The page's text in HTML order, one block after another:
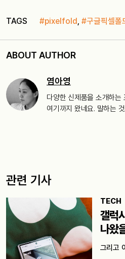
TAGS #pixelfold , #구글픽셀폴
ABOUT AUTHOR
염아영
다양한 신제품을 소개하는
여기까지 왔네요. 말하는
관련 기사
TECH
갤럭
나왔
그리고